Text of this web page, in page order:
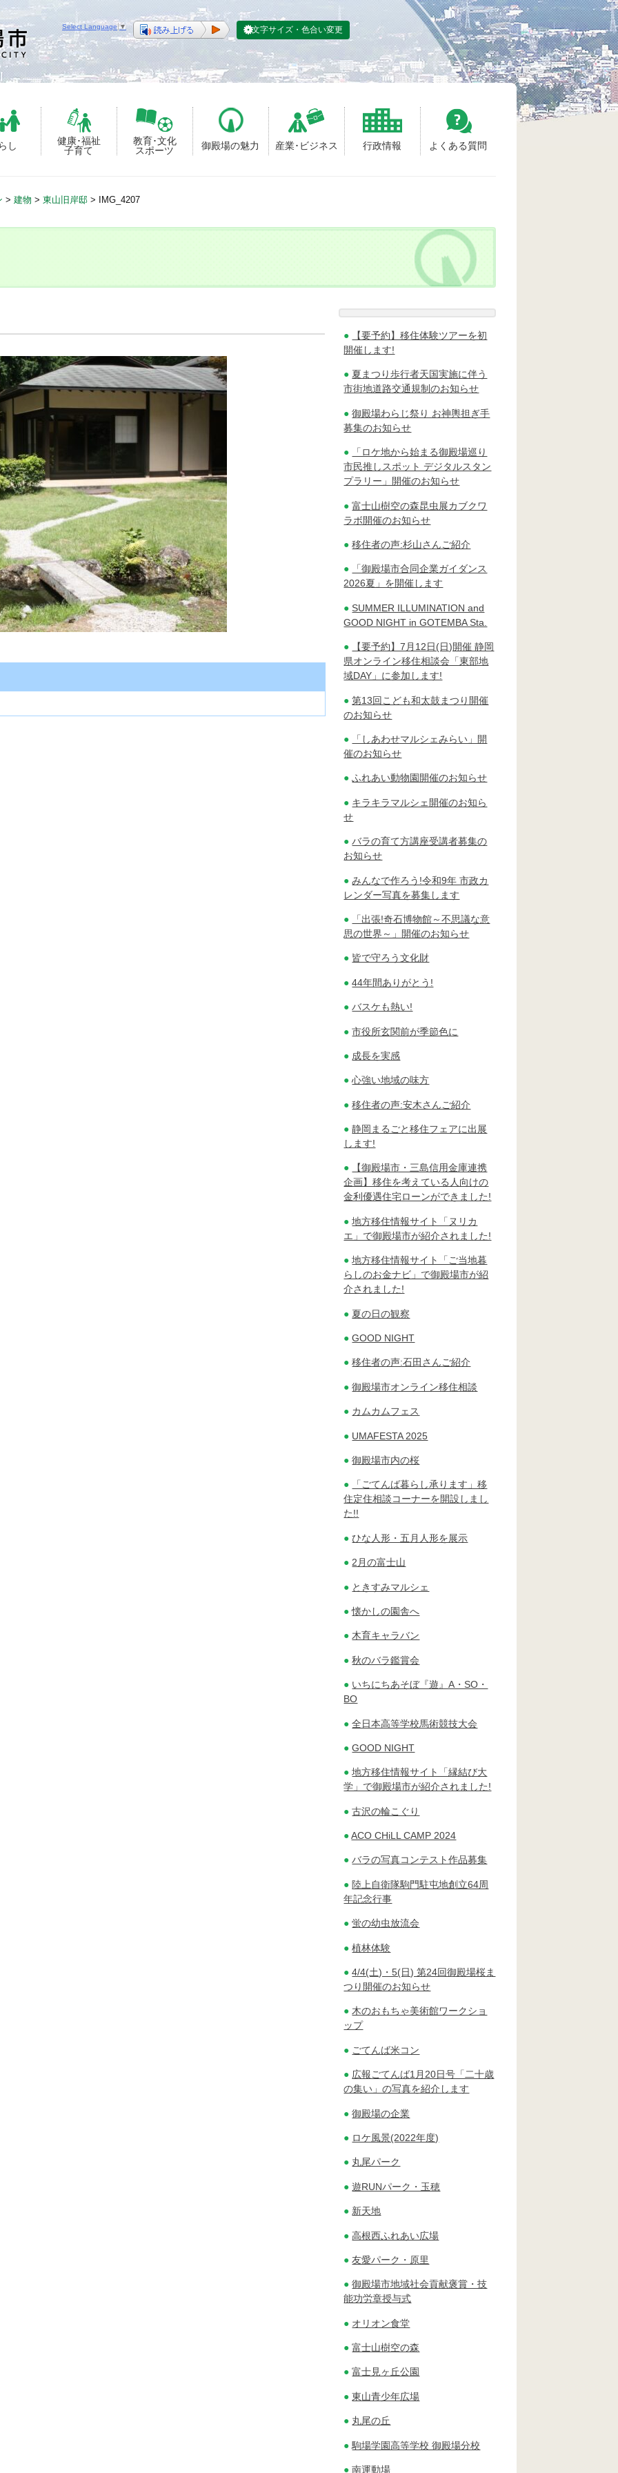
し
健康･福祉
子育て
教育･文化
スポーツ
御殿場の魅力 産業･ビジネス 行政情報 よくある質問
Select Language ▼ 文字サイズ・色合い変更
> 建物 > 東山旧岸邸 > IMG_4207
【要予約】移住体験ツアーを初
開催します!
夏まつり歩行者天国実施に伴う
市街地道路交通規制のお知らせ
御殿場わらじ祭り お神輿担ぎ手
募集のお知らせ
「ロケ地から始まる御殿場巡り
市民推しスポット デジタルスタン
プラリー」開催のお知らせ
富士山樹空の森昆虫展カブクワ
ラボ開催のお知らせ
移住者の声:杉山さんご紹介
「御殿場市合同企業ガイダンス
2026夏」を開催します
SUMMER ILLUMINATION and
GOOD NIGHT in GOTEMBA Sta.
【要予約】7月12日(日)開催 静岡
県オンライン移住相談会「東部地
域DAY」に参加します!
第13回こども和太鼓まつり開催
のお知らせ
「しあわせマルシェみらい」開
催のお知らせ
ふれあい動物園開催のお知らせ
キラキラマルシェ開催のお知ら
せ
バラの育て方講座受講者募集の
お知らせ
みんなで作ろう!令和9年 市政カ
レンダー写真を募集します
「出張!奇石博物館～不思議な意
思の世界～」開催のお知らせ
皆で守ろう文化財
44年間ありがとう!
バスケも熱い!
市役所玄関前が季節色に
成長を実感
心強い地域の味方
移住者の声:安木さんご紹介
静岡まるごと移住フェアに出展
します!
【御殿場市・三島信用金庫連携
企画】移住を考えている人向けの
金利優遇住宅ローンができました!
地方移住情報サイト「ヌリカ
エ」で御殿場市が紹介されました!
地方移住情報サイト「ご当地暮
らしのお金ナビ」で御殿場市が紹
介されました!
夏の日の観察
GOOD NIGHT
移住者の声:石田さんご紹介
御殿場市オンライン移住相談
カムカムフェス
UMAFESTA 2025
御殿場市内の桜
「ごてんば暮らし承ります」移
住定住相談コーナーを開設しまし
た!!
ひな人形・五月人形を展示
2月の富士山
ときすみマルシェ
懐かしの園舎へ
木育キャラバン
秋のバラ鑑賞会
いちにちあそぼ『遊』A・SO・
BO
全日本高等学校馬術競技大会
GOOD NIGHT
地方移住情報サイト「縁結び大
学」で御殿場市が紹介されました!
古沢の輪こぐり
ACO CHiLL CAMP 2024
バラの写真コンテスト作品募集
陸上自衛隊駒門駐屯地創立64周
年記念行事
蛍の幼虫放流会
植林体験
4/4(土)・5(日) 第24回御殿場桜ま
つり開催のお知らせ
木のおもちゃ美術館ワークショ
ップ
ごてんば米コン
広報ごてんば1月20日号「二十歳
の集い」の写真を紹介します
御殿場の企業
ロケ風景(2022年度)
丸尾パーク
遊RUNパーク・玉穂
新天地
高根西ふれあい広場
友愛パーク・原里
御殿場市地域社会貢献褒賞・技
能功労章授与式
オリオン食堂
富士山樹空の森
富士見ヶ丘公園
東山青少年広場
丸尾の丘
駒場学園高等学校 御殿場分校
南運動場